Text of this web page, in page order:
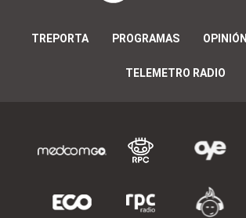
TREPORTA PROGRAMAS OPINIÓN
TELEMETRO RADIO